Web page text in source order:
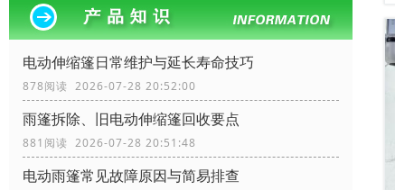
电动伸缩篷日常维护与延长寿命技巧
878阅读 2026-07-28 20:52:00
雨篷拆除、旧电动伸缩篷回收要点
881阅读 2026-07-28 20:51:48
电动雨篷常见故障原因与简易排查